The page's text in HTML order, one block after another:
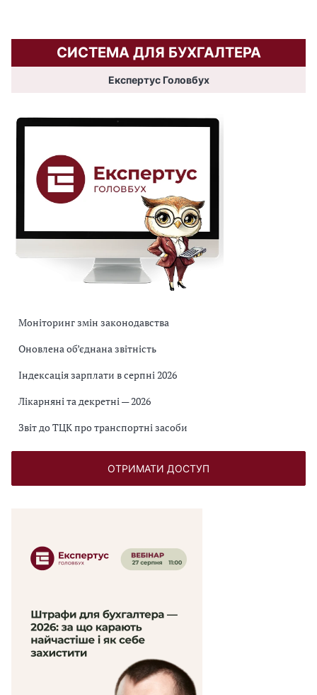
СИСТЕМА ДЛЯ БУХГАЛТЕРА
Експертус Головбух
Моніторинг змін законодавства
Оновлена об’єднана звітність
Індексація зарплати в серпні 2026
Лікарняні та декретні — 2026
Звіт до ТЦК про транспортні засоби
ОТРИМАТИ ДОСТУП